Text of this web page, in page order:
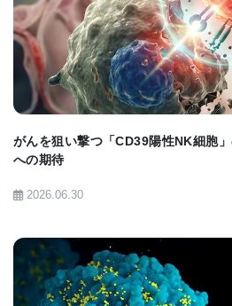
発できるだけでなく、過剰な
も可能になります。」とミハイ
自己免疫疾患の新たな治療法へ
きる可能性があります。 自己
外敵から体を守るはずの免疫
の細胞を攻撃してしまう病気
がんを狙い撃つ「CD39陽性NK細胞
への期待
2026.06.30